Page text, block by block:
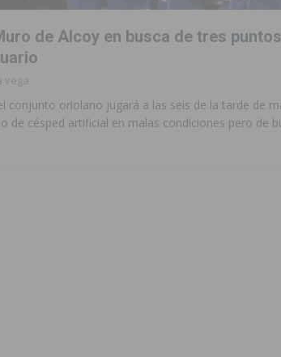
de la mano de La Trend Festival
TORREVIEJA
y aéreos
Comedor Escolar, Aula Matinal y Ruta Escolar del
seguridad y la continuidad educativa del alumnado del
tras superar los 78.000 espectadores
disponibles para las mujeres víctimas de violencia
de Alcoy en busca de tres
vega
conjunto oriolano jugará a las seis de la tarde de
de césped artificial en malas condiciones pero de